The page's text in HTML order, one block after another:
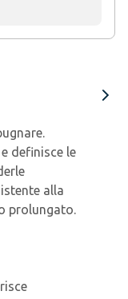
definisce le
alla
prolungato.